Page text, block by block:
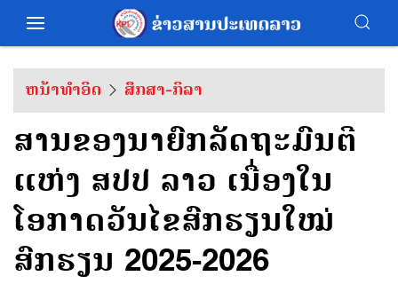
ຫນ້າທຳອິດ ສຶກສາ-ກິລາ
ສານຂອງນາຍົກລັດຖະມົນຕີ
ແຫ່ງ ສປປ ລາວ ເນື່ອງໃນ
ໂອກາດວັນໄຂສົກຮຽນໃໝ່
ສົກຮຽນ 2025-2026